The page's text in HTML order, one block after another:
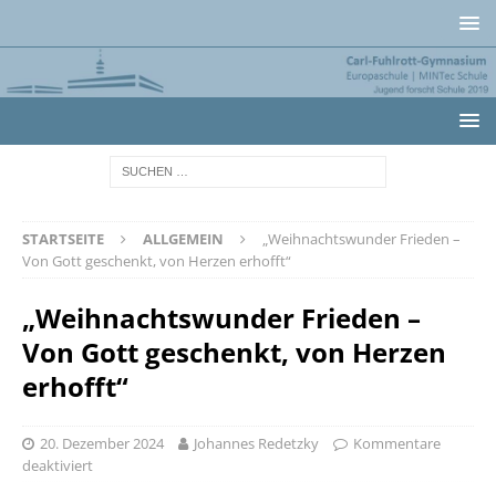
STARTSEITE ALLGEMEIN
„Weihnachtswunder Frieden –
Von Gott geschenkt, von Herzen erhofft“
„Weihnachtswunder Frieden –
Von Gott geschenkt, von Herzen
erhofft“
20. Dezember 2024 Johannes Redetzky
Kommentare
deaktiviert